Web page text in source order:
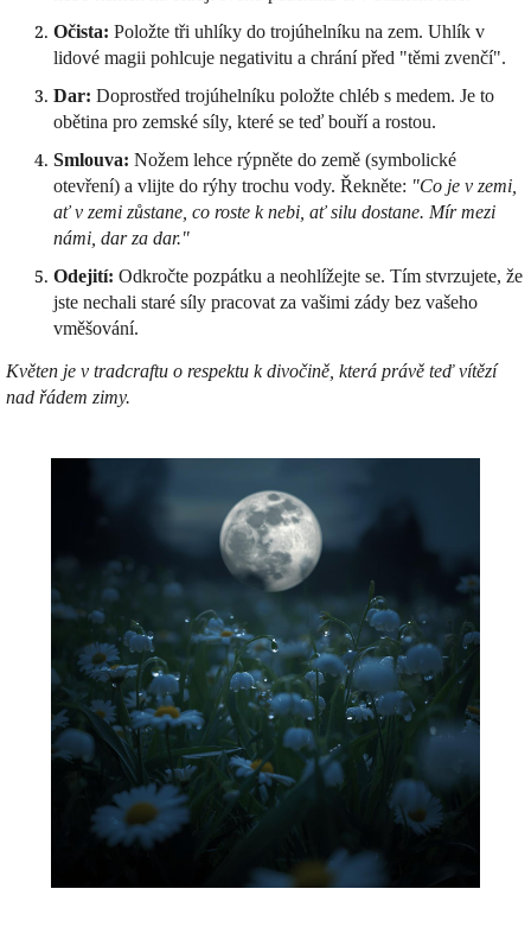
Očista: Položte tři uhlíky do trojúhelníku na zem. Uhlík v
lidové magii pohlcuje negativitu a chrání před "těmi zvenčí".
Dar: Doprostřed trojúhelníku položte chléb s medem. Je to
obětina pro zemské síly, které se teď bouří a rostou.
Smlouva: Nožem lehce rýpněte do země (symbolické
otevření) a vlijte do rýhy trochu vody. Řekněte: "Co je v zemi,
ať v zemi zůstane, co roste k nebi, ať silu dostane. Mír mezi
námi, dar za dar."
Odejití: Odkročte pozpátku a neohlížejte se. Tím stvrzujete, že
jste nechali staré síly pracovat za vašimi zády bez vašeho
vměšování.
Květen je v tradcraftu o respektu k divočině, která právě teď vítězí
nad řádem zimy.